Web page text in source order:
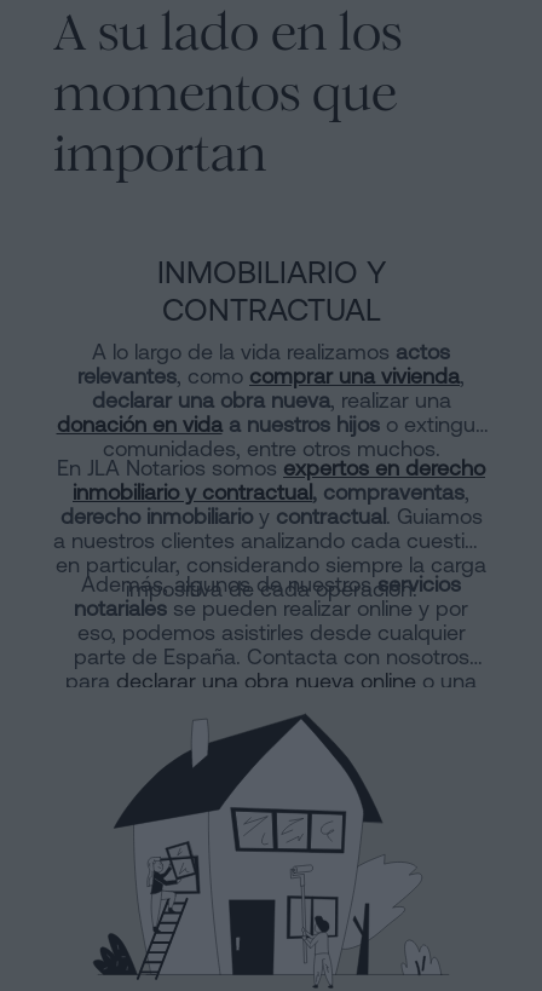
A su lado en los
momentos que
importan
INMOBILIARIO Y
CONTRACTUAL
A lo largo de la vida realizamos actos
relevantes, como comprar una vivienda,
declarar una obra nueva, realizar una
donación en vidaa nuestros hijoso extinguir
comunidades, entre otros muchos.
En JLA Notarios somos expertos en derecho
inmobiliario y contractual , compraventas,
derecho inmobiliarioy contractual . Guiamos
a nuestros clientes analizando cada cuestión
en particular, considerando siempre la carga
impositiva de cada operación.
Además, algunos de nuestrosservicios
notariales se pueden realizar online y por
eso, podemos asistirles desde cualquier
parte de España. Contacta con nosotros
para declarar una obra nueva online o una